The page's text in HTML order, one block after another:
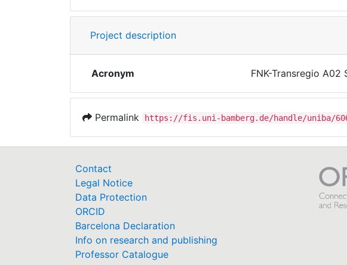
Project description
Acronym FNK-Transregio A02
Permalink https://fis.uni-bamberg.de/handle/uniba/
Contact
Legal Notice
Data Protection
ORCID
Barcelona Declaration
Info on research and publishing
Professor Catalogue